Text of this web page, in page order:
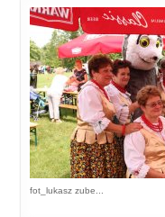
fot_lukasz zube...